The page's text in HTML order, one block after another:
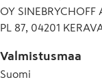
OY SINEBRYCHOFF
PL 87, 04201
Valmistusmaa
Suomi